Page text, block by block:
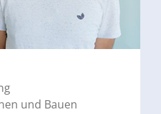
und Bauen